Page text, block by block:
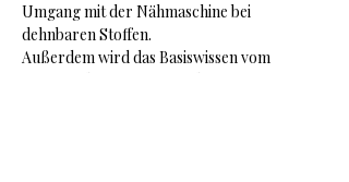
Umgang mit der Nähmaschine bei
dehnbaren Stoffen.
Außerdem wird das Basiswissen vom